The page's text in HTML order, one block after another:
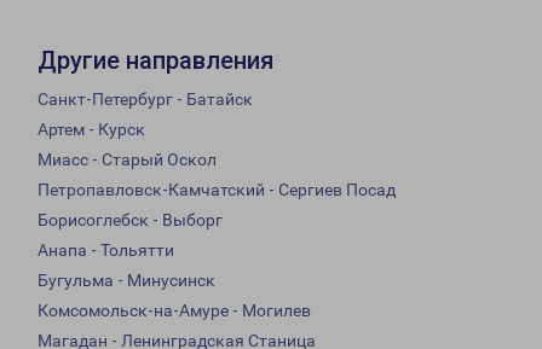
Другие направления
Санкт-Петербург - Батайск
Артем - Курск
Миасс - Старый Оскол
Петропавловск-Камчатский - Сергиев Посад
Борисоглебск - Выборг
Анапа - Тольятти
Бугульма - Минусинск
Комсомольск-на-Амуре - Могилев
Магадан - Ленинградская Станица